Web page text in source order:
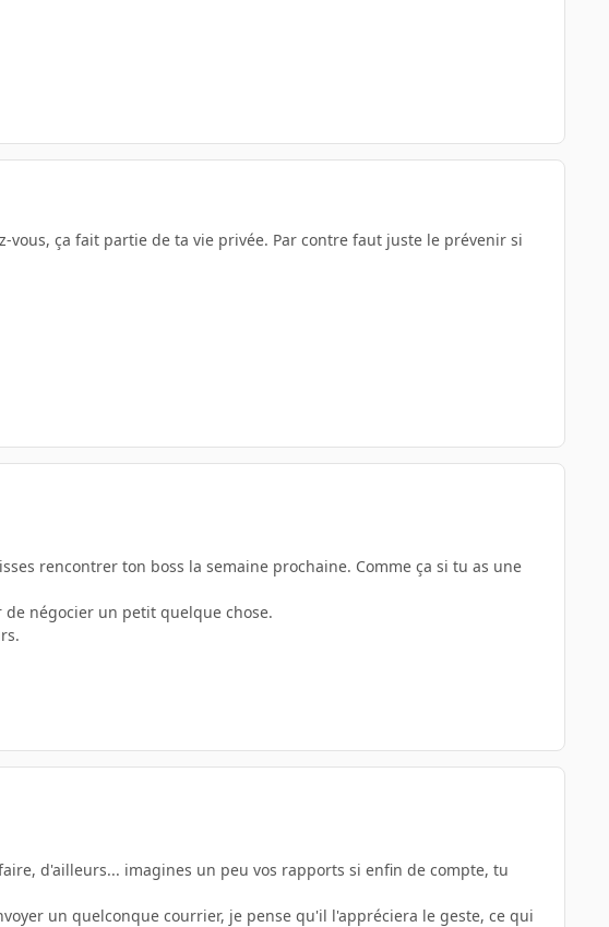
ça fait partie de ta vie privée. Par contre faut juste le prévenir si
rencontrer ton boss la semaine prochaine. Comme ça si tu as une
négocier un petit quelque chose.
d'ailleurs... imagines un peu vos rapports si enfin de compte, tu
un quelconque courrier, je pense qu'il l'appréciera le geste, ce qui